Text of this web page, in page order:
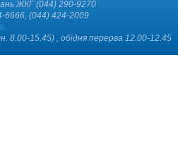
ЖКГ (044) 290-9270
6666, (044) 424-2009
.
8.00-15.45) , обідня перерва 12.00-12.45